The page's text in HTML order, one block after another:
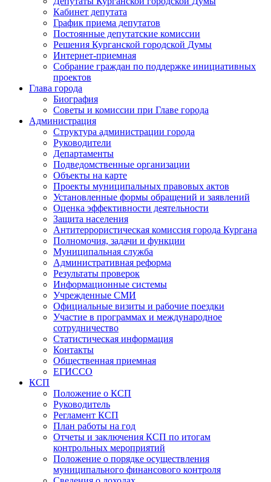
Кабинет депутата
График приема депутатов
Постоянные депутатские комиссии
Решения Курганской городской Думы
Интернет-приемная
Собрание граждан по поддержке инициативных
проектов
Глава города
Биография
Советы и комиссии при Главе города
Администрация
Структура администрации города
Руководители
Департаменты
Подведомственные организации
Объекты на карте
Проекты муниципальных правовых актов
Установленные формы обращений и заявлений
Оценка эффективности деятельности
Защита населения
Антитеррористическая комиссия города Кургана
Полномочия, задачи и функции
Муниципальная служба
Административная реформа
Результаты проверок
Информационные системы
Учрежденные СМИ
Официальные визиты и рабочие поездки
Участие в программах и международное
сотрудничество
Статистическая информация
Контакты
Общественная приемная
ЕГИССО
КСП
Положение о КСП
Руководитель
Регламент КСП
План работы на год
Отчеты и заключения КСП по итогам
контрольных мероприятий
Положение о порядке осуществления
муниципального финансового контроля